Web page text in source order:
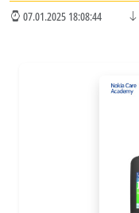
07.01.2025 18:08:44